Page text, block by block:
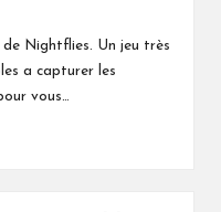
Nightflies. Un jeu très
a capturer les
vous…